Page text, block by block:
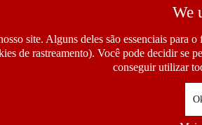
We
site. Alguns deles são essenciais para
de rastreamento). Você pode decidir se
conseguir utilizar